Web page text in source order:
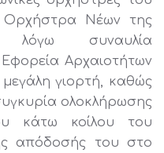
Ορχήστρα Νέων της
συναυλία
Αρχαιοτήτων
μεγάλη γιορτή, καθώς
ολοκλήρωσης
κάτω κοίλου του
απόδοσής του στο